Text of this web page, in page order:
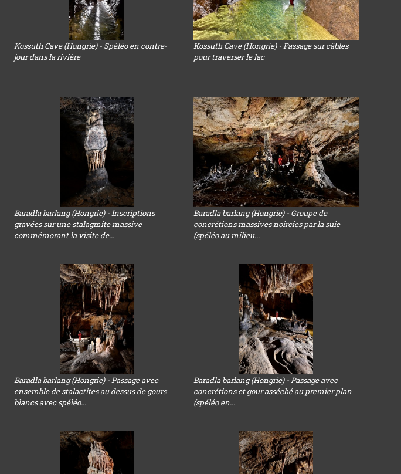
Kossuth Cave (Hongrie) - Spéléo en contre-
jour dans la rivière
Kossuth Cave (Hongrie) - Passage sur câbles
pour traverser le lac
Baradla barlang (Hongrie) - Inscriptions
gravées sur une stalagmite massive
commémorant la visite de...
Baradla barlang (Hongrie) - Groupe de
concrétions massives noircies par la suie
(spéléo au milieu...
Baradla barlang (Hongrie) - Passage avec
ensemble de stalactites au dessus de gours
blancs avec spéléo...
Baradla barlang (Hongrie) - Passage avec
concrétions et gour asséché au premier plan
(spéléo en...